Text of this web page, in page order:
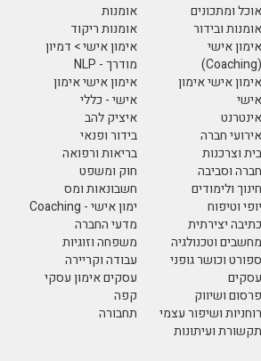
אוכל ומתכונים
אומנות
אומנות ובידור
אומנות ריקוד
אימון אישי
(Coaching)
אימון אישי > דמיון
מודרך - NLP
אימון אישי אימון
אישי
אימון אישי אימון
אישי - כללי
אינטרנט
איציק להב
אירועי חברה
בידור ופנאי
בית וצרכנות
בריאות ורפואה
חברה וסביבה
חוק ומשפט
חינוך ולימודים
חשבונאות ומס
יופי וטיפוח
ימון אישי - Coaching
כתיבה יצירתית
מדעי החברה
מחשבים וטכנולגיה
משפחה וזוגיות
ספורט וכושר גופני
עבודה וקריירה
עסקים
עסקים אימון עסקי
פרסום ושיווק
קפה
רוחניות ושיפור עצמי
תחבורה
תקשורת ועיתונות